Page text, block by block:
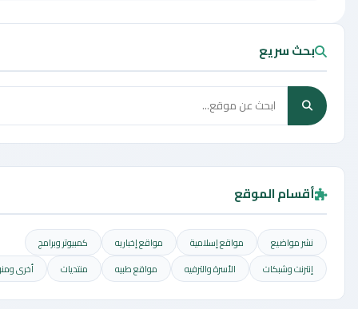
سريع
الموقع
مواضيع مواقع إسلامية مواقع إخباريه
كمبيوتر وبرامج
وشبكات
الأسرة والترفيه مواقع طبيه منتديات أخرى ومنوعه